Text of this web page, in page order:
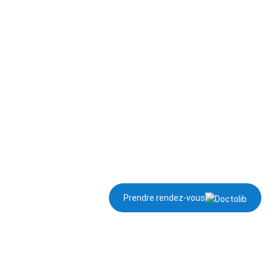
Prendre rendez-vous